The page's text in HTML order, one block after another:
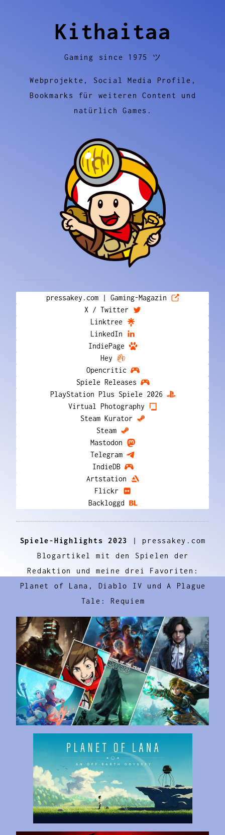
Kithaitaa
Gaming since 1975 ツ
Webprojekte, Social Media Profile,
Bookmarks für weiteren Content und
natürlich Games.
pressakey.com | Gaming-Magazin
X / Twitter
Linktree
LinkedIn
IndiePage
Hey
Opencritic
Spiele Releases
PlayStation Plus Spiele 2026
Virtual Photography
Steam Kurator
Steam
Mastodon
Telegram
IndieDB
Artstation
Flickr
Backloggd
Spiele-Highlights 2023
| pressakey.com
Blogartikel mit den Spielen der
Redaktion und meine drei Favoriten:
Planet of Lana, Diablo IV und A Plague
Tale: Requiem